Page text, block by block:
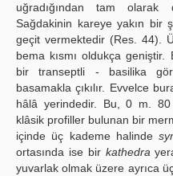
uğradığından tam olarak
Sağdakinin kareye yakın bir
geçit vermektedir (Res. 44).
bema kısmı oldukça
bir transeptli - basilika
basamakla çıkılır. Evvelce
hâlâ yerindedir. Bu, 0 m. 80
klâsik profiller bulunan bir
içinde üç kademe halinde
ortasında ise bir kathedra
yuvarlak olmak üzere ayrıca